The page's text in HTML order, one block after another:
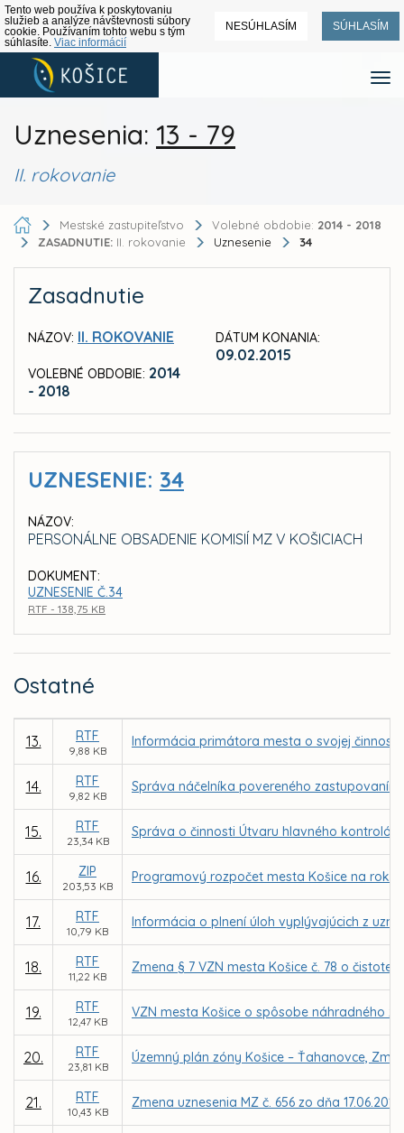
Tento web používa k poskytovaniu
služieb a analýze návštevnosti súbory
cookie. Používaním tohto webu s tým
súhlasíte. Viac informácií
NESÚHLASÍM SÚHLASÍM
Uznesenia: 13 - 79
II. rokovanie
Mestské zastupiteľstvo Volebné obdobie: 2014 - 2018
ZASADNUTIE: II. rokovanie Uznesenie 34
Zasadnutie
NÁZOV: II. ROKOVANIE
VOLEBNÉ OBDOBIE: 2014
- 2018
DÁTUM KONANIA:
09.02.2015
UZNESENIE: 34
NÁZOV:
PERSONÁLNE OBSADENIE KOMISIÍ MZ V KOŠICIACH
DOKUMENT:
UZNESENIE Č.34
RTF - 138,75 KB
Ostatné
13. RTF
9,88 KB
Informácia primátora mesta o svojej
14. RTF
9,82 KB
Správa náčelníka povereného zastupovaním
15. RTF
23,34 KB
Správa o činnosti Útvaru hlavného
16. ZIP
203,53 KB
Programový rozpočet mesta Košice na roky
17. RTF
10,79 KB
Informácia o plnení úloh vyplývajúcich z
18. RTF
11,22 KB
Zmena § 7 VZN mesta Košice č. 78 o
19. RTF
12,47 KB
VZN mesta Košice o spôsobe náhradného
20. RTF
23,81 KB
Územný plán zóny Košice – Ťahanovce,
21. RTF
10,43 KB
Zmena uznesenia MZ č. 656 zo dňa